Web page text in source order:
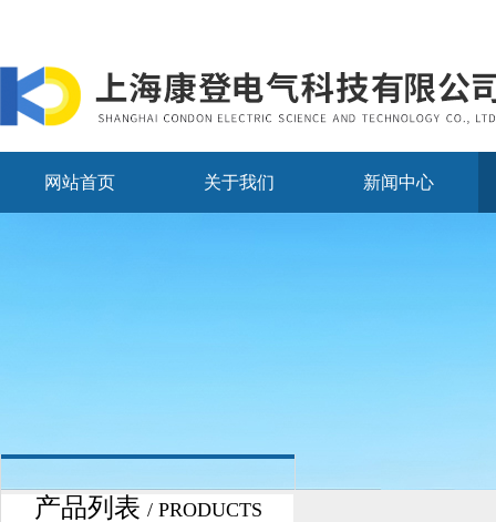
网站首页 关于我们 新闻中心
产品列表 / PRODUCTS